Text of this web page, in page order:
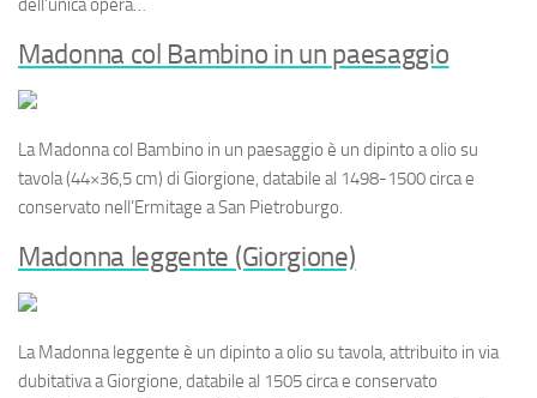
dell’unica opera…
Madonna col Bambino in un paesaggio
LaMadonna col Bambino in un paesaggio è un dipinto a olio su
tavola (44×36,5 cm) di Giorgione, databile al 1498-1500 circa e
conservato nell’Ermitage a San Pietroburgo.
Madonna leggente (Giorgione)
LaMadonna leggente è un dipinto a olio su tavola, attribuito in via
dubitativa a Giorgione, databile al 1505 circa e conservato